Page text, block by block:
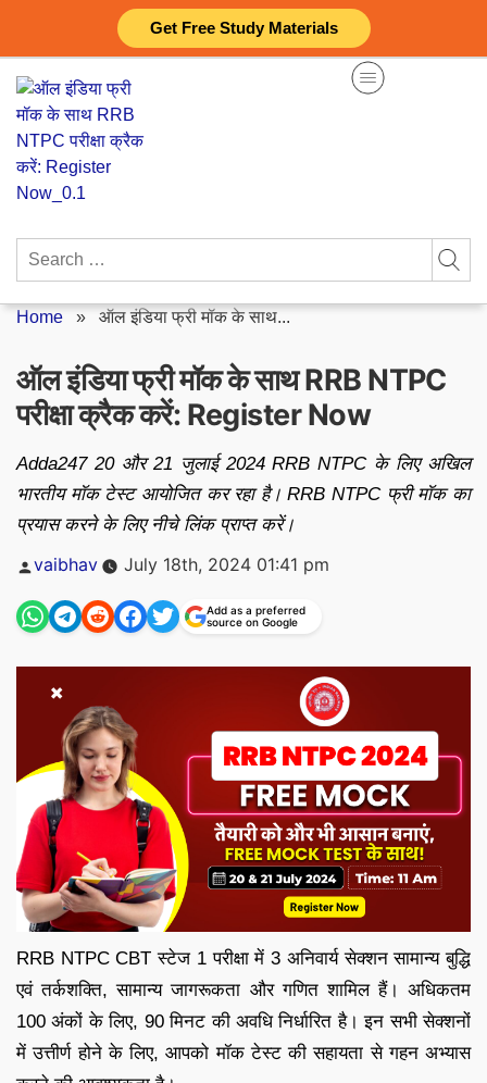
Get Free Study Materials
content
Search
Home » ऑल इंडिया फ्री मॉक के साथ...
ऑल इंडिया फ्री मॉक के साथ RRB NTPC
परीक्षा क्रैक करें: Register Now
Adda247 20 और 21 जुलाई 2024 RRB NTPC के लिए अखिल
भारतीय मॉक टेस्ट आयोजित कर रहा है। RRB NTPC फ्री मॉक का
प्रयास करने के लिए नीचे लिंक प्राप्त करें।
Posted
vaibhav July 18th, 2024 01:41 pm
Add as a preferred
source on Google
RRB NTPC CBT स्टेज 1 परीक्षा में 3 अनिवार्य सेक्शन सामान्य बुद्धि
एवं तर्कशक्ति, सामान्य जागरूकता और गणित शामिल हैं। अधिकतम
100 अंकों के लिए, 90 मिनट की अवधि निर्धारित है। इन सभी सेक्शनों
में उत्तीर्ण होने के लिए, आपको मॉक टेस्ट की सहायता से गहन अभ्यास